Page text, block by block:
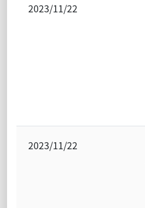
2023/11/22
2023/11/22